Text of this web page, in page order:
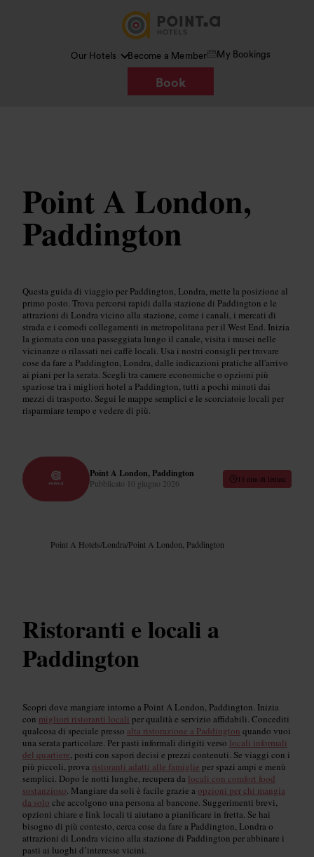
Our Hotels Become a Member My Bookings
Book
Point A London,
Paddington
Questa guida di viaggio per Paddington, Londra, mette la posizione al
primo posto. Trova percorsi rapidi dalla stazione di Paddington e le
attrazioni di Londra vicino alla stazione, come i canali, i mercati di
strada e i comodi collegamenti in metropolitana per il West End. Inizia
la giornata con una passeggiata lungo il canale, visita i musei nelle
vicinanze o rilassati nei caffè locali. Usa i nostri consigli per trovare
cose da fare a Paddington, Londra, dalle indicazioni pratiche all'arrivo
ai piani per la serata. Scegli tra camere economiche o opzioni più
spaziose tra i migliori hotel a Paddington, tutti a pochi minuti dai
mezzi di trasporto. Segui le mappe semplici e le scorciatoie locali per
risparmiare tempo e vedere di più.
Point A London, Paddington
Pubblicato 10 giugno 2026 13 min di lettura
Point A Hotels/Londra/Point A London, Paddington
Ristoranti e locali a
Paddington
Scopri dove mangiare intorno a Point A London, Paddington. Inizia
con migliori ristoranti locali per qualità e servizio affidabili. Concediti
qualcosa di speciale presso alta ristorazione a Paddington quando vuoi
una serata particolare. Per pasti informali dirigiti verso locali informali
del quartiere, posti con sapori decisi e prezzi contenuti. Se viaggi con i
più piccoli, prova ristoranti adatti alle famiglie per spazi ampi e menù
semplici. Dopo le notti lunghe, recupera da locali con comfort food
sostanzioso. Mangiare da soli è facile grazie aopzioni per chi mangia
da solo che accolgono una persona al bancone. Suggerimenti brevi,
opzioni chiare e link locali ti aiutano a pianificare in fretta. Se hai
bisogno di più contesto, cerca cose da fare a Paddington, Londra o
attrazioni di Londra vicino alla stazione di Paddington per abbinare i
pasti ai luoghi d’interesse vicini.